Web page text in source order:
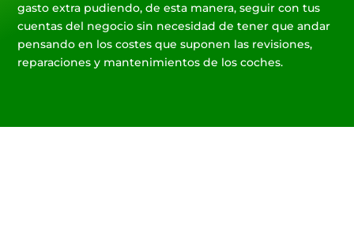
gasto extra pudiendo, de esta manera, seguir con tus
cuentas del negocio sin necesidad de tener que andar
pensando en los costes que suponen las revisiones,
reparaciones y mantenimientos de los coches.